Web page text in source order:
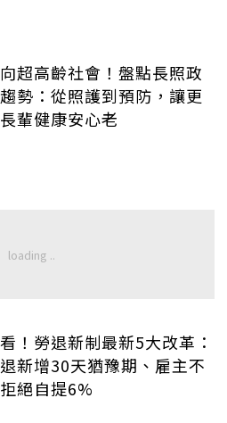
超高齡社會！盤點長照政
勢：從照護到預防，讓更
輩健康安心老
！勞退新制最新5大改革：
新增30天猶豫期、雇主不
絕自提6%